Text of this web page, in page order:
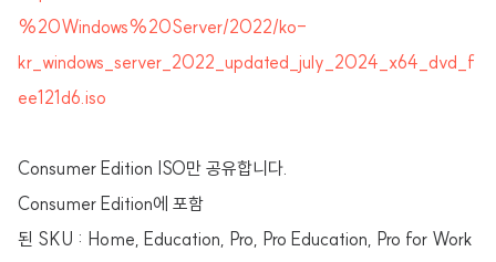
%20Windows%20Server/2022/ko-
kr_windows_server_2022_updated_july_2024_x64_dvd_f
ee121d6.iso
Consumer Edition ISO만 공유합니다.
Consumer Edition에 포함
된 SKU : Home, Education, Pro, Pro Education, Pro for Work